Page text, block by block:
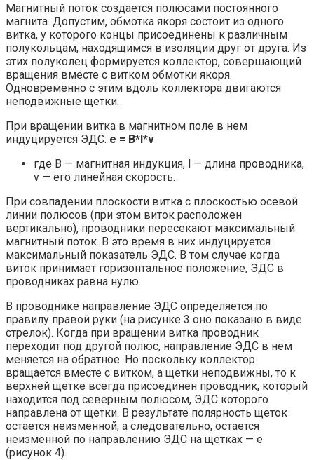
Магнитный поток создается полюсами постоянного
магнита. Допустим, обмотка якоря состоит из одного
витка, у которого концы присоединены к различным
полукольцам, находящимся в изоляции друг от друга. Из
этих полуколец формируется коллектор, совершающий
вращения вместе с витком обмотки якоря.
Одновременно с этим вдоль коллектора двигаются
неподвижные щетки.
При вращении витка в магнитном поле в нем
индуцируется ЭДС: e = B*l*v
где В — магнитная индукция, l — длина проводника,
v — его линейная скорость.
При совпадении плоскости витка с плоскостью осевой
линии полюсов (при этом виток расположен
вертикально), проводники пересекают максимальный
магнитный поток. В это время в них индуцируется
максимальный показатель ЭДС. В том случае когда
виток принимает горизонтальное положение, ЭДС в
проводниках равна нулю.
В проводнике направление ЭДС определяется по
правилу правой руки (на рисунке 3 оно показано в виде
стрелок). Когда при вращении витка проводник
переходит под другой полюс, направление ЭДС в нем
меняется на обратное. Но поскольку коллектор
вращается вместе с витком, а щетки неподвижны, то к
верхней щетке всегда присоединен проводник, который
находится под северным полюсом, ЭДС которого
направлена от щетки. В результате полярность щеток
остается неизменной, а следовательно, остается
неизменной по направлению ЭДС на щетках — е
(рисунок 4).